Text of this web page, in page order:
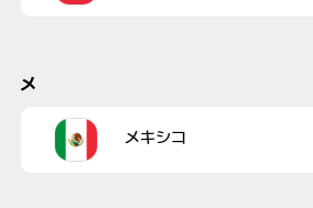
メ
メキシコ